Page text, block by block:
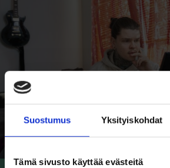
Suostumus Yksityiskohdat
Tämä sivusto käyttää evästeitä